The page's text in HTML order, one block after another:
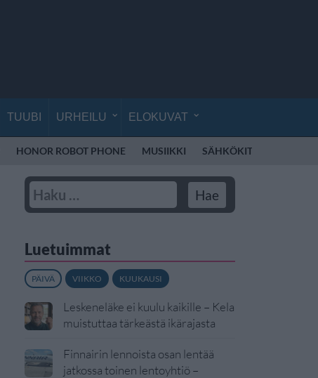
TUUBI URHEILU ELOKUVAT
HONOR ROBOT PHONE MUSIIKKI SÄHKÖKITARA
Luetuimmat
PÄIVÄ VIIKKO KUUKAUSI
Leskeneläke ei kuulu kaikille – Kela
muistuttaa tärkeästä ikärajasta
Finnairin lennoista osan lentää
jatkossa toinen lentoyhtiö –